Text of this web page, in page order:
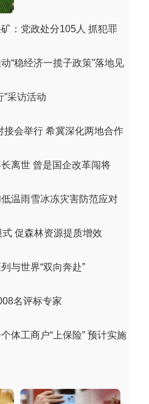
：党政处分105人 抓犯罪
“稳经济一揽子政策”落地见
”采访活动
接会举行 希冀深化两地合作
离世 曾是国企改革闯将
温雨雪冰冻灾害防范应对
促森林资源提质增效
与世界“双向奔赴”
名评标专家
体工商户“上保险” 预计实施